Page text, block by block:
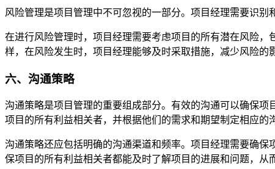
风险管理是项目管理中不可忽视的一部分。项目经理需要识
在进行风险管理时，项目经理需要考虑项目的所有潜在风险
样，在风险发生时，项目经理能够及时采取措施，减少风险的
六、沟通策略
沟通策略是项目管理的重要组成部分。有效的沟通可以确保
项目的所有利益相关者，并根据他们的需求和期望制定相应的
沟通策略还应包括明确的沟通渠道和频率。项目经理需要确
保项目的所有利益相关者都能及时了解项目的进展和问题，从